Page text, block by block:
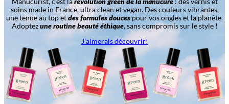
soins made in France, ultra clean et vegan. Des couleurs vibrantes,
une tenue au top etdes formules douces pour vos ongles et la planète.
Adoptezune routine beauté éthique, sans compromis sur le style !
J’aimerais découvrir!